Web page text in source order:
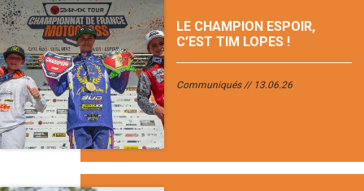
LE CHAMPION ESPOIR,
C’EST TIM LOPES !
Communiqués 13.06.26